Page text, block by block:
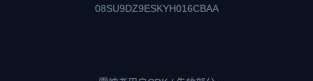
08SU9DZ9ESKYH016CBAA